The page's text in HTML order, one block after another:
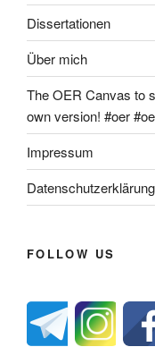
Dissertationen
Über mich
The OER Canvas to
own version! #oer
Impressum
Datenschutzerklärung
FOLLOW US